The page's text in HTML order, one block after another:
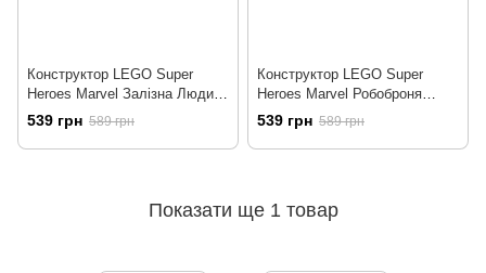
Конструктор LEGO Super
Heroes Marvel Залізна Людина
на мотоциклі й Галк 68
деталей (76287)
539 грн 589 грн
Конструктор LEGO Super
Heroes Marvel Робоброня
Єнота Ракети 98 деталей
(76243)
539 грн 589 грн
Показати ще 1 товар